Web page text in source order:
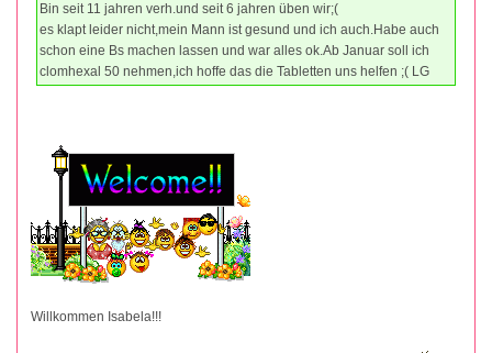
Bin seit 11 jahren verh.und seit 6 jahren üben wir;(
es klapt leider nicht,mein Mann ist gesund und ich auch.Habe auch
schon eine Bs machen lassen und war alles ok.Ab Januar soll ich
clomhexal 50 nehmen,ich hoffe das die Tabletten uns helfen ;( LG
Willkommen Isabela!!!